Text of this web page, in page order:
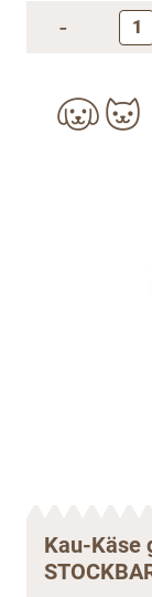
-
Kau-Käse